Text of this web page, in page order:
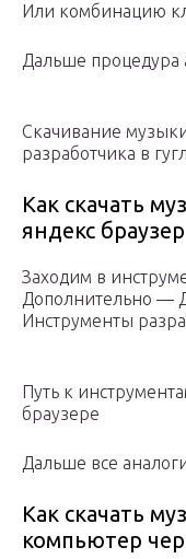
Или комбинацию
Дальше процедура
Скачивание
разработчика в
Как скачать
яндекс браузер
Заходим в
Дополнительно —
Инструменты
Путь к
браузере
Дальше все
Как скачать
компьютер